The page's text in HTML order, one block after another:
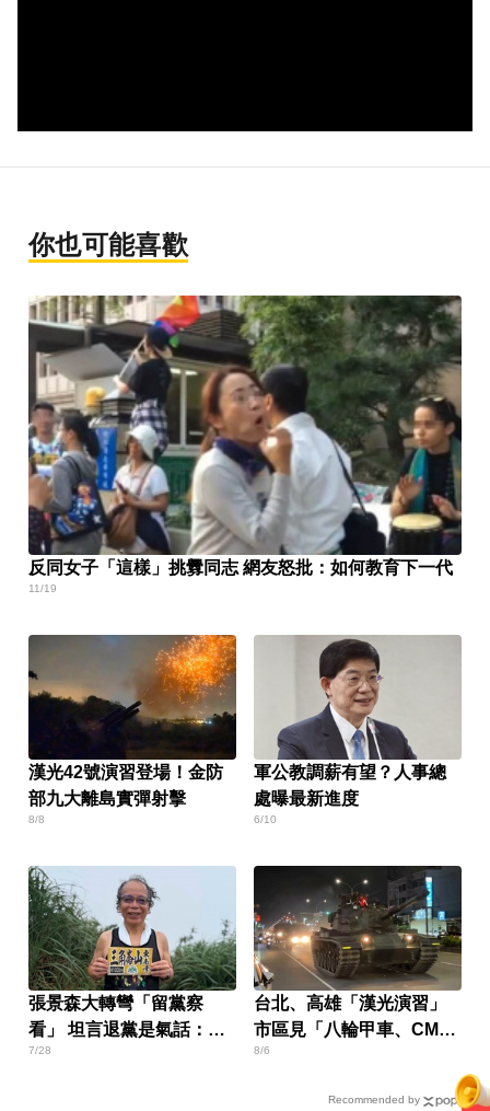
你也可能喜歡
反同女子「這樣」挑釁同志 網友怒批：如何教育下一代
11/19
漢光42號演習登場！金防
部九大離島實彈射擊
8/8
軍公教調薪有望？人事總
處曝最新進度
6/10
張景森大轉彎「留黨察
看」 坦言退黨是氣話：當
民進黨烏鴉
7/28
台北、高雄「漢光演習」
市區見「八輪甲車、CM11
戰車」
8/6
Recommended by